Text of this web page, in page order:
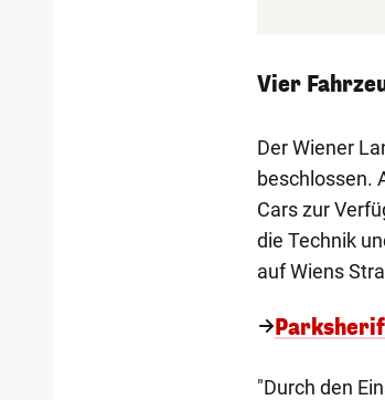
Vier
Der Wiener
beschlossen.
Cars zur
die Technik
auf Wiens
"Durch den